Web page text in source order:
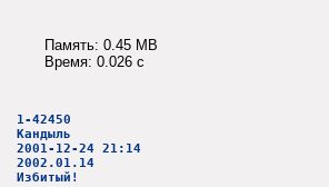
Память: 0.45 MB
Время: 0.026 c
1-42450
Кандыль
2001-12-24 21:14
2002.01.14
Избитый!